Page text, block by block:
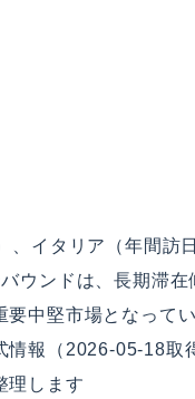
、イタリア（年間訪
ウンドは、長期滞
要中堅市場となって
情報（2026-05-18取
理します